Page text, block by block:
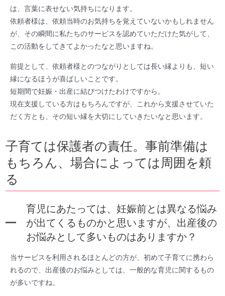
は、言葉に表せない気持ちになります。
依頼者様は、依頼当時のお気持ちを覚えていないかもしれません
が、その瞬間に私たちのサービスを認めていただけた気がして、
この活動をしてきてよかったなと思いますね。
前提として、依頼者様とのつながりとしては長い縁よりも、短い
縁になるほうが喜ばしいことです。
短期間で妊娠・出産に結びつけたわけですから。
現在支援している方はもちろんですが、これから支援させていた
だく方とも、その短い縁を大切にしていきたいなと思います。
子育ては保護者の責任。事前準備は
もちろん、場合によっては周囲を頼
る
育児にあたっては、妊娠前とは異なる悩み
が出てくるものかと思いますが、出産後の
お悩みとして多いものはありますか？
当サービスを利用されるほとんどの方が、初めて子育てに携わら
れるので、出産後のお悩みとしては、一般的な育児に関するもの
が多いですね。